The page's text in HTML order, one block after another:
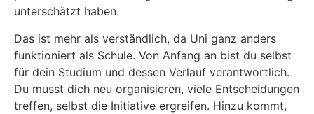
unterschätzt haben.
Das ist mehr als verständlich, da Uni ganz anders
funktioniert als Schule. Von Anfang an bist du selbst
für dein Studium und dessen Verlauf verantwortlich.
Du musst dich neu organisieren, viele Entscheidungen
treffen, selbst die Initiative ergreifen. Hinzu kommt,